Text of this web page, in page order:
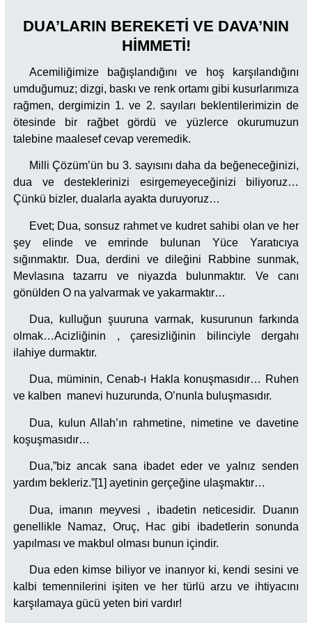
DUA’LARIN BEREKETİ VE DAVA’NIN
HİMMETİ!
Acemiliğimize bağışlandığını ve hoş karşılandığını
umduğumuz; dizgi, baskı ve renk ortamı gibi kusurlarımıza
rağmen, dergimizin 1. ve 2. sayıları beklentilerimizin de
ötesinde bir rağbet gördü ve yüzlerce okurumuzun
talebine maalesef cevap veremedik.
Milli Çözüm’ün bu 3. sayısını daha da beğeneceğinizi,
dua ve desteklerinizi esirgemeyeceğinizi biliyoruz…
Çünkü bizler, dualarla ayakta duruyoruz…
Evet; Dua, sonsuz rahmet ve kudret sahibi olan ve her
şey elinde ve emrinde bulunan Yüce Yaratıcıya
sığınmaktır. Dua, derdini ve dileğini Rabbine sunmak,
Mevlasına tazarru ve niyazda bulunmaktır. Ve canı
gönülden O na yalvarmak ve yakarmaktır…
Dua, kulluğun şuuruna varmak, kusurunun farkında
olmak…Acizliğinin , çaresizliğinin bilinciyle dergahı
ilahiye durmaktır.
Dua, müminin, Cenab-ı Hakla konuşmasıdır… Ruhen
ve kalben manevi huzurunda, O’nunla buluşmasıdır.
Dua, kulun Allah’ın rahmetine, nimetine ve davetine
koşuşmasıdır…
Dua,”biz ancak sana ibadet eder ve yalnız senden
yardım bekleriz.”[1] ayetinin gerçeğine ulaşmaktır…
Dua, imanın meyvesi , ibadetin neticesidir. Duanın
genellikle Namaz, Oruç, Hac gibi ibadetlerin sonunda
yapılması ve makbul olması bunun içindir.
Dua eden kimse biliyor ve inanıyor ki, kendi sesini ve
kalbi temennilerini işiten ve her türlü arzu ve ihtiyacını
karşılamaya gücü yeten biri vardır!